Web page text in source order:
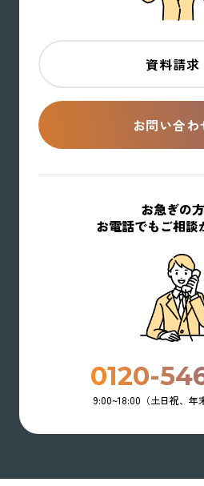
資料請求
お問い合わ
お急ぎの
お電話でもご相談
0120-
9:00~18:00（土日祝、年